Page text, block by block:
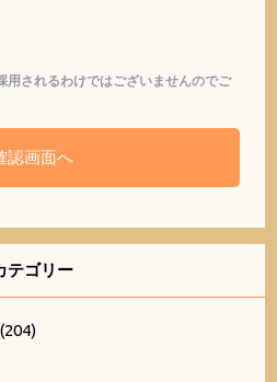
用されるわけではございませんのでご
テゴリー
(204)